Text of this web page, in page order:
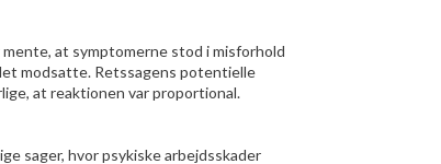
at symptomerne stod i misforhold
modsatte. Retssagens potentielle
at reaktionen var proportional.
sager, hvor psykiske arbejdsskader